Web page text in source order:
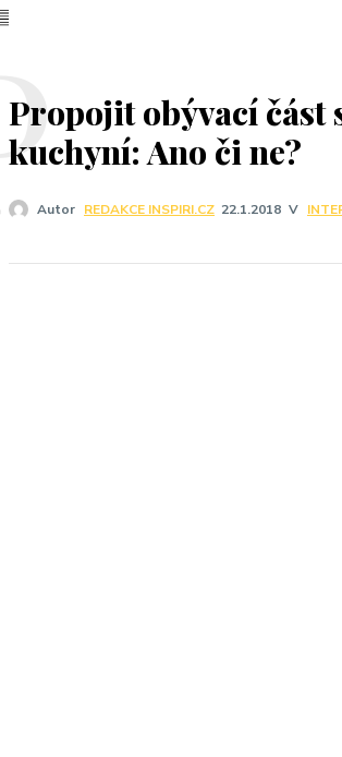
Propojit obývací část
kuchyní: Ano či ne?
Autor REDAKCE INSPIRI.CZ 22.1.2018 V